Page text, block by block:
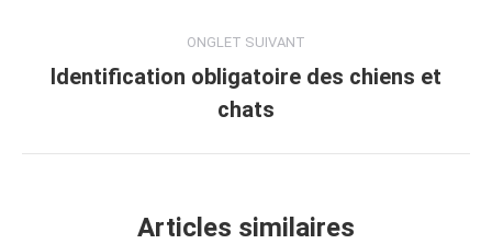
ONGLET SUIVANT
Identification obligatoire des chiens et
chats
Articles similaires